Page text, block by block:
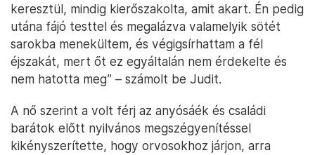
keresztül, mindig kierőszakolta, amit akart. Én pedig
utána fájó testtel és megalázva valamelyik sötét
sarokba menekültem, és végigsírhattam a fél
éjszakát, mert őt ez egyáltalán nem érdekelte és
nem hatotta meg” – számolt be Judit.
A nő szerint a volt férj az anyósáék és családi
barátok előtt nyilvános megszégyenítéssel
kikényszerítette, hogy orvosokhoz járjon, arra